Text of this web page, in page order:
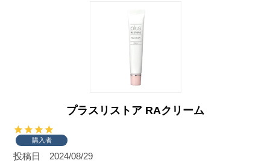
プラスリストア RAクリーム
購入者
投稿日 2024/08/29